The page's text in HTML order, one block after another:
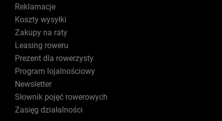
Reklamacje
Koszty wysyłki
Zakupy na raty
Leasing roweru
Prezent dla rowerzysty
Program lojalnościowy
Newsletter
Słownik pojęć rowerowych
Zasięg działalności